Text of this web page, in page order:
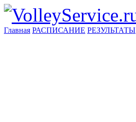
Главная РАСПИСАНИЕ РЕЗУЛЬТАТЫ